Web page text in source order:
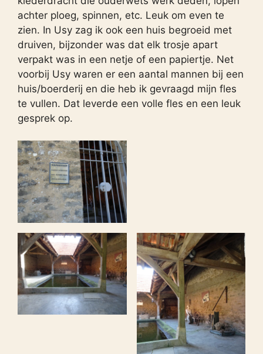
achter ploeg, spinnen, etc. Leuk om even te
zien. In Usy zag ik ook een huis begroeid met
druiven, bijzonder was dat elk trosje apart
verpakt was in een netje of een papiertje. Net
voorbij Usy waren er een aantal mannen bij een
huis/boerderij en die heb ik gevraagd mijn fles
te vullen. Dat leverde een volle fles en een leuk
gesprek op.